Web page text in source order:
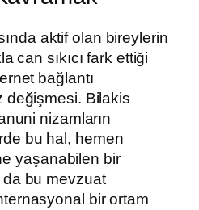
aktif olan bireylerin
can sıkıcı fark ettiği
bağlantı
değişmesi. Bilakis
nizamların
bu hal, hemen
yaşanabilen bir
da bu mevzuat
bir ortam